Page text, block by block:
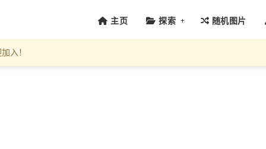
主页 探索 + 随机图片
入！